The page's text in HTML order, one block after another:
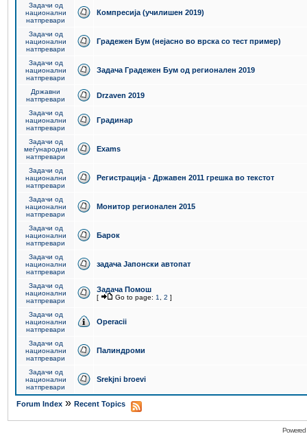
Задачи од
национални
натпревари
Компресија (училишен 2019)
Задачи од
национални
натпревари
Градежен Бум (нејасно во врска со тест пример)
Задачи од
национални
натпревари
Задача Градежен Бум од регионален 2019
Државни
натпревари
Drzaven 2019
Задачи од
национални
натпревари
Градинар
Задачи од
меѓународни
натпревари
Exams
Задачи од
национални
натпревари
Регистрација - Државен 2011 грешка во текстот
Задачи од
национални
натпревари
Монитор регионален 2015
Задачи од
национални
натпревари
Барок
Задачи од
национални
натпревари
задача Јапонски автопат
Задачи од
национални
натпревари
Задача Помош
[ Go to page: 1 2 ]
Задачи од
национални
натпревари
Operacii
Задачи од
национални
натпревари
Палиндроми
Задачи од
национални
натпревари
Srekjni broevi
Forum Index » Recent Topics